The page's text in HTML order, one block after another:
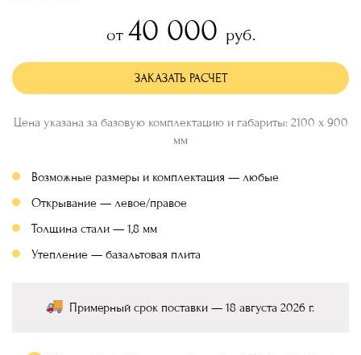
от 40 000 руб.
ЗАКАЗАТЬ РАСЧЕТ
Цена указана за базовую комплектацию и габариты: 2100 х 900
мм
Возможные размеры и комплектация — любые
Открывание — левое/правое
Толщина стали — 1,8 мм
Утепление — базальтовая плита
Примерный срок поставки — 18 августа 2026 г.